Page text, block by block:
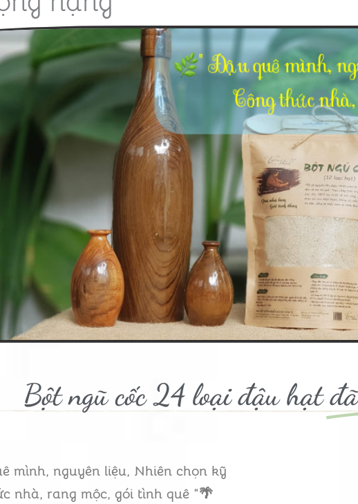
Bột ngũ cốc 24 loại đậu hạt
mình, nguyên liệu, Nhiên chọn kỹ
nhà, rang mộc, gói tình quê “🌴